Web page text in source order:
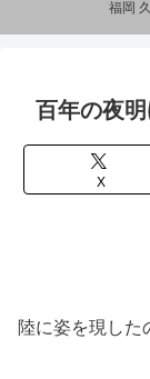
福岡
百年の夜
X
陸に姿を現した